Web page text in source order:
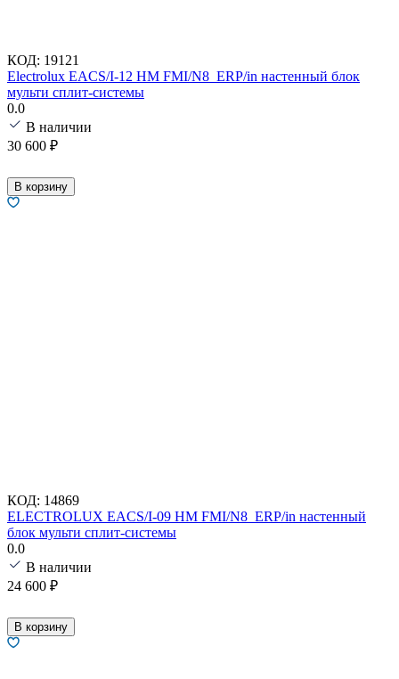
КОД: 19121
Electrolux EACS/I-12 HM FMI/N8_ERP/in настенный блок
мульти сплит-системы
0.0
В наличии
30 600 ₽
В корзину
КОД: 14869
ELECTROLUX EACS/I-09 HM FMI/N8_ERP/in настенный
блок мульти сплит-системы
0.0
В наличии
24 600 ₽
В корзину